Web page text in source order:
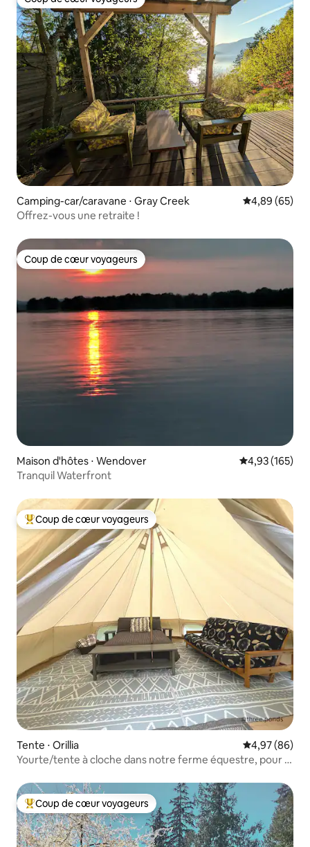
Coup de cœur voyageurs
Camping-car/caravane ⋅ Gray Creek Évaluation
4,89 (65)
Offrez-vous une retraite !
Coup de cœur voyageurs
Coup de cœur voyageurs
Maison d'hôtes ⋅ Wendover Évaluation
4,93 (165)
Tranquil Waterfront
Coups de cœur voyageurs les plus appréciés
Coup de cœur voyageurs
Tente ⋅ Orillia Évaluation
4,97 (86)
Yourte/tente à cloche dans notre ferme équestre, pour 2
Coups de cœur voyageurs les plus appréciés
Coup de cœur voyageurs